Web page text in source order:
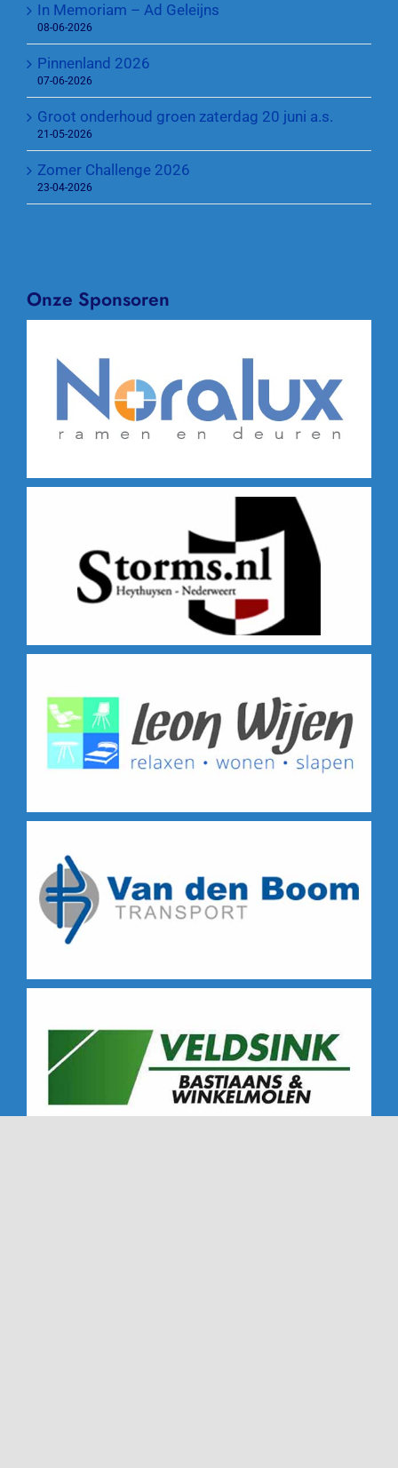
In Memoriam – Ad Geleijns
08-06-2026
Pinnenland 2026
07-06-2026
Groot onderhoud groen zaterdag 20 juni a.s.
21-05-2026
Zomer Challenge 2026
23-04-2026
Onze Sponsoren